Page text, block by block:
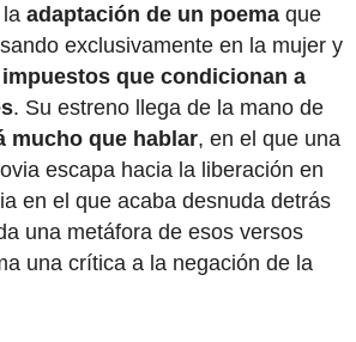
adaptación de un poema que
exclusivamente en la mujer y
que condicionan a
. Su estreno llega de la mano de
mucho que hablar, en el que una
escapa hacia la liberación en
en el que acaba desnuda detrás
una metáfora de esos versos
una crítica a la negación de la